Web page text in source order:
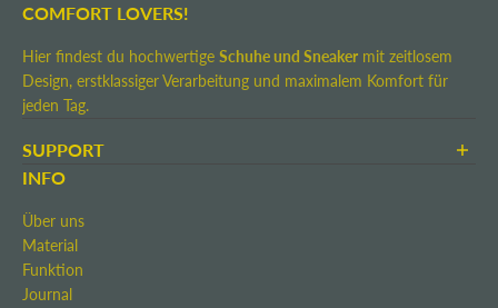
COMFORT LOVERS!
Hier findest du hochwertige Schuhe und Sneaker mit zeitlosem
Design, erstklassiger Verarbeitung und maximalem Komfort für
jeden Tag.
SUPPORT
AGB
Rücksendung
Widerrufsrecht
Kontakt
Impressum
INFO
Über uns
Material
Funktion
Journal